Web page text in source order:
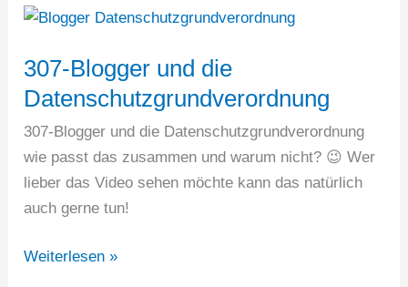
DSGVO
e-
safe
sein
307-Blogger und die
Datenschutzgrundverordnung
307-Blogger und die Datenschutzgrundverordnung
wie passt das zusammen und warum nicht? 😉 Wer
lieber das Video sehen möchte kann das natürlich
auch gerne tun!
307-
Weiterlesen »